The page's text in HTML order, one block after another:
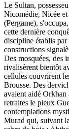
Le Sultan,
Nicomédie, Nicée
(Pergame),
cette dernière
discipline établis
constructions
Des mosquées, des
rivalisèrent bientôt
cellules couvrirent
Brousse. Des
avaient aidé Orkhan
retraites le pieux
contemplations
Murad qui, suivant